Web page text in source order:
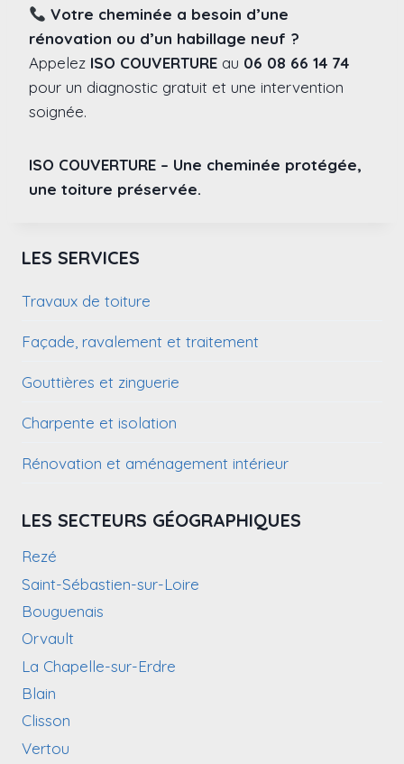
Votre cheminée a besoin d’une
rénovation ou d’un habillage neuf ?
Appelez ISO COUVERTURE au 06 08 66 14 74
pour un diagnostic gratuit et une intervention
soignée.
ISO COUVERTURE – Une cheminée protégée,
une toiture préservée.
LES SERVICES
Travaux de toiture
Façade, ravalement et traitement
Gouttières et zinguerie
Charpente et isolation
Rénovation et aménagement intérieur
LES SECTEURS GÉOGRAPHIQUES
Rezé
Saint-Sébastien-sur-Loire
Bouguenais
Orvault
La Chapelle-sur-Erdre
Blain
Clisson
Vertou